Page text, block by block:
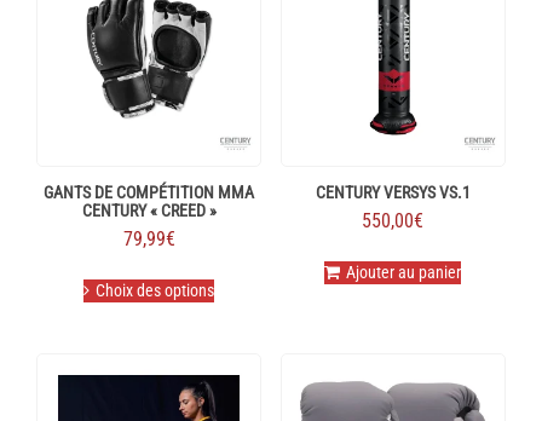
GANTS DE COMPÉTITION MMA
CENTURY « CREED »
79,99€
Choix des optionsproduit
options
CENTURY VERSYS VS.1
550,00€
Ajouter au panier